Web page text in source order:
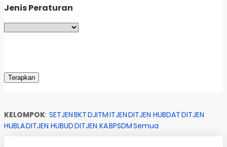
Jenis Peraturan
KELOMPOK: SETJENBKTDJITMITJENDITJEN HUBDATDITJEN
HUBLADITJEN HUBUDDITJEN KABPSDMSemua